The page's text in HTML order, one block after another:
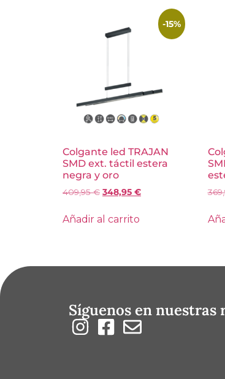
-15%
Colgante led TRAJAN
SMD ext. táctil estera
negra y oro
409,95€ 348,95 €
Añadir al carrito
Síguenos en nuestras